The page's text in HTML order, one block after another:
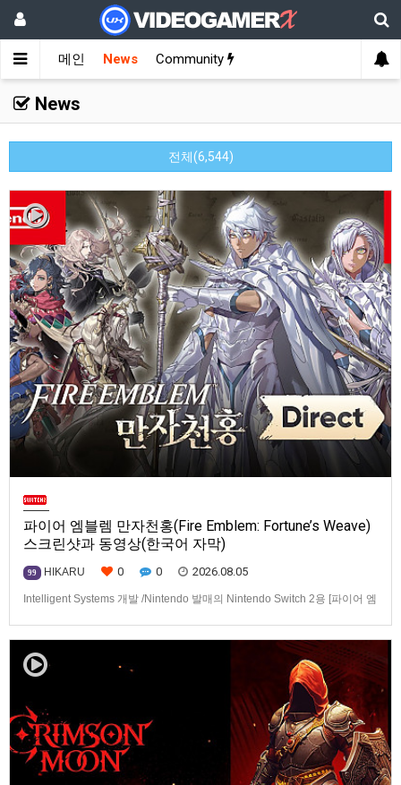
메인 News Community
News
전체(6,544)
파이어 엠블렘 만자천홍(Fire Emblem: Fortune’s Weave)
스크린샷과 동영상(한국어 자막)
99 HIKARU 0 0 2026.08.05
Intelligent Systems 개발 /Nintendo 발매의 Nintendo Switch 2용 [파이어 엠